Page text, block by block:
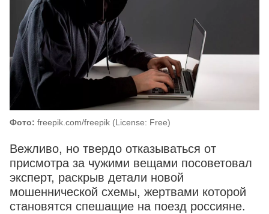
Фото: freepik.com/freepik (License: Free)
Вежливо, но твердо отказываться от
присмотра за чужими вещами посоветовал
эксперт, раскрыв детали новой
мошеннической схемы, жертвами которой
становятся спешащие на поезд россияне.